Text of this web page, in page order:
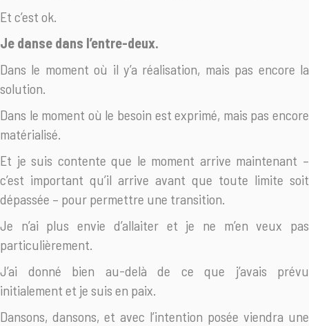
Et c’est ok.
Je danse dans l’entre-deux.
Dans le moment où il y’a réalisation, mais pas encore la
solution.
Dans le moment où le besoin est exprimé, mais pas encore
matérialisé.
Et je suis contente que le moment arrive maintenant –
c’est important qu’il arrive avant que toute limite soit
dépassée – pour permettre une transition.
Je n’ai plus envie d’allaiter et je ne m’en veux pas
particulièrement.
J’ai donné bien au-delà de ce que j’avais prévu
initialement et je suis en paix.
Dansons, dansons, et avec l’intention posée viendra une